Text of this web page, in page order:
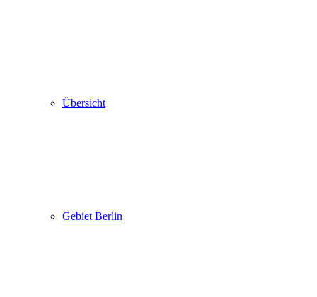
Übersicht
Gebiet Berlin